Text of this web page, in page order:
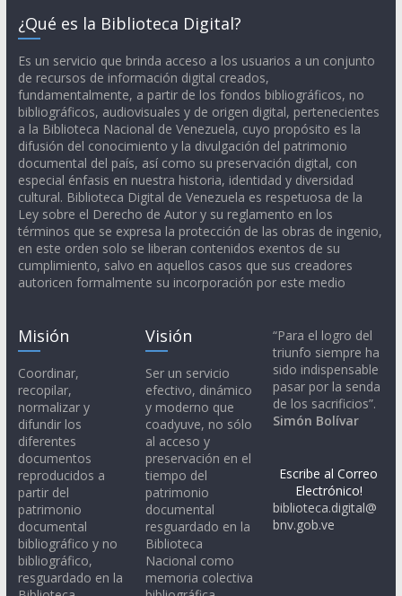
¿Qué es la Biblioteca Digital?
Es un servicio que brinda acceso a los usuarios a un conjunto
de recursos de información digital creados,
fundamentalmente, a partir de los fondos bibliográficos, no
bibliográficos, audiovisuales y de origen digital, pertenecientes
a la Biblioteca Nacional de Venezuela, cuyo propósito es la
difusión del conocimiento y la divulgación del patrimonio
documental del país, así como su preservación digital, con
especial énfasis en nuestra historia, identidad y diversidad
cultural. Biblioteca Digital de Venezuela es respetuosa de la
Ley sobre el Derecho de Autor y su reglamento en los
términos que se expresa la protección de las obras de ingenio,
en este orden solo se liberan contenidos exentos de su
cumplimiento, salvo en aquellos casos que sus creadores
autoricen formalmente su incorporación por este medio
Misión
Coordinar,
recopilar,
normalizar y
difundir los
diferentes
documentos
reproducidos a
partir del
patrimonio
documental
bibliográfico y no
bibliográfico,
resguardado en la
Visión
Ser un servicio
efectivo, dinámico
y moderno que
coadyuve, no sólo
al acceso y
preservación en el
tiempo del
patrimonio
documental
resguardado en la
Biblioteca
Nacional como
memoria colectiva
“Para el logro del
triunfo siempre ha
sido indispensable
pasar por la senda
de los sacrificios”.
Simón Bolívar
Escribe al Correo
Electrónico!
biblioteca.digital@
bnv.gob.ve